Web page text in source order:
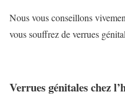
Nous vous conseillons
vous souffrez de verrues
Verrues génitales chez